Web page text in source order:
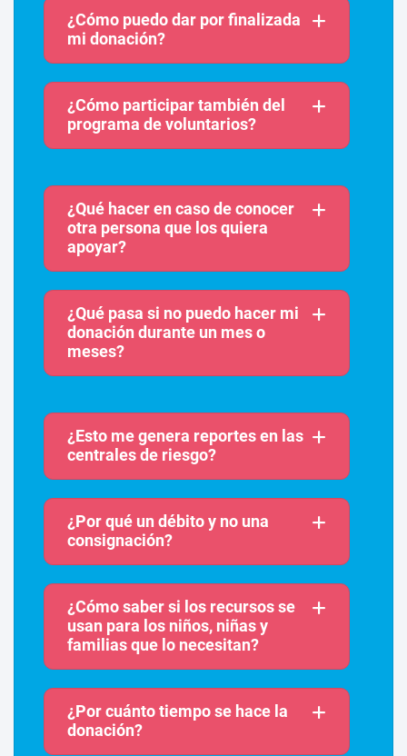
¿Cómo puedo dar por finalizada
mi donación?
¿Cómo participar también del
programa de voluntarios?
¿Qué hacer en caso de conocer
otra persona que los quiera
apoyar?
¿Qué pasa si no puedo hacer mi
donación durante un mes o
meses?
¿Esto me genera reportes en las
centrales de riesgo?
¿Por qué un débito y no una
consignación?
¿Cómo saber si los recursos se
usan para los niños, niñas y
familias que lo necesitan?
¿Por cuánto tiempo se hace la
donación?